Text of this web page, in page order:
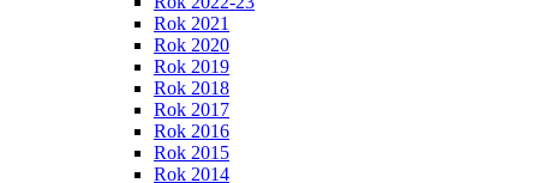
Rok 2021
Rok 2020
Rok 2019
Rok 2018
Rok 2017
Rok 2016
Rok 2015
Rok 2014